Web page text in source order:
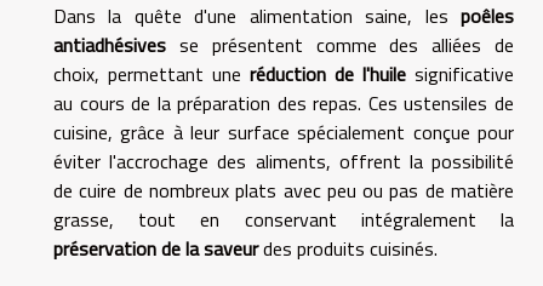
Dans la quête d'une alimentation saine, les poêles
antiadhésives se présentent comme des alliées de
choix, permettant une réduction de l'huile significative
au cours de la préparation des repas. Ces ustensiles de
cuisine, grâce à leur surface spécialement conçue pour
éviter l'accrochage des aliments, offrent la possibilité
de cuire de nombreux plats avec peu ou pas de matière
grasse, tout en conservant intégralement la
préservation de la saveurdes produits cuisinés.